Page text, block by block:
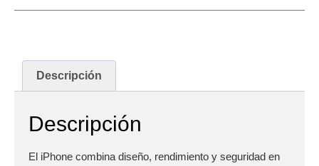
Descripción
Descripción
El iPhone combina diseño, rendimiento y seguridad en